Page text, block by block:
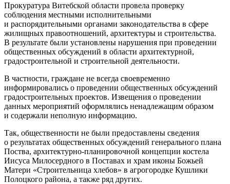
Прокуратура Витебской области провела проверку
соблюдения местными исполнительными
и распорядительными органами законодательства в сфере
жилищных правоотношений, архитектуры и строительства.
В результате были установлены нарушения при проведении
общественных обсуждений в области архитектурной,
градостроительной и строительной деятельности.
В частности, граждане не всегда своевременно
информировались о проведении общественных обсуждений
градостроительных проектов. Извещения о проведении
данных мероприятий оформлялись ненадлежащим образом
и содержали неполную информацию.
Так, общественности не были предоставлены сведения
о результатах общественных обсуждений генерального плана
Поства, архитектурно-планировочной концепции костела
Иисуса Милосердного в Поставах и храм иконы Божьей
Матери «Строительница хлебов» в агрогородке Кушлики
Полоцкого района, а также ряд других.